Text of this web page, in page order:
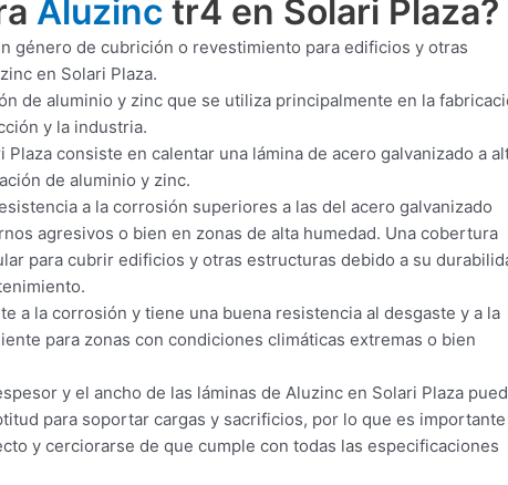
Aluzinc tr4 en Solari Plaza?
género de cubrición o revestimiento para edificios y otras
en Solari Plaza.
de aluminio y zinc que se utiliza principalmente en la
y la industria.
consiste en calentar una lámina de acero galvanizado a
de aluminio y zinc.
a la corrosión superiores a las del acero galvanizado
agresivos o bien en zonas de alta humedad. Una cobertura
para cubrir edificios y otras estructuras debido a su
a la corrosión y tiene una buena resistencia al desgaste y a la
para zonas con condiciones climáticas extremas o bien
y el ancho de las láminas de Aluzinc en Solari Plaza
para soportar cargas y sacrificios, por lo que es importante
y cerciorarse de que cumple con todas las especificaciones